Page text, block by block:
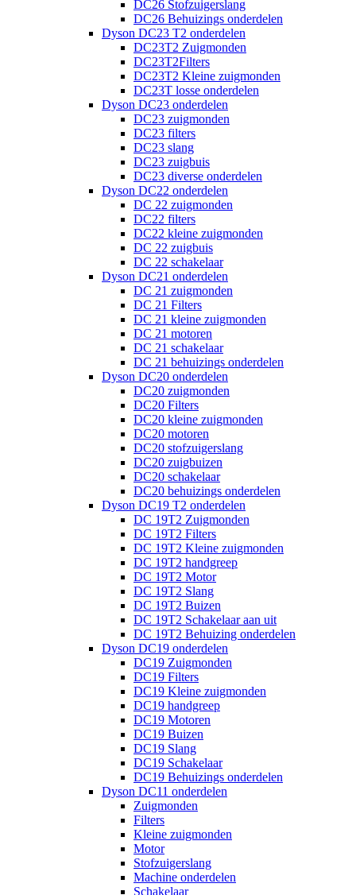
DC26 Stofzuigerslang
DC26 Behuizings onderdelen
Dyson DC23 T2 onderdelen
DC23T2 Zuigmonden
DC23T2Filters
DC23T2 Kleine zuigmonden
DC23T losse onderdelen
Dyson DC23 onderdelen
DC23 zuigmonden
DC23 filters
DC23 slang
DC23 zuigbuis
DC23 diverse onderdelen
Dyson DC22 onderdelen
DC 22 zuigmonden
DC22 filters
DC22 kleine zuigmonden
DC 22 zuigbuis
DC 22 schakelaar
Dyson DC21 onderdelen
DC 21 zuigmonden
DC 21 Filters
DC 21 kleine zuigmonden
DC 21 motoren
DC 21 schakelaar
DC 21 behuizings onderdelen
Dyson DC20 onderdelen
DC20 zuigmonden
DC20 Filters
DC20 kleine zuigmonden
DC20 motoren
DC20 stofzuigerslang
DC20 zuigbuizen
DC20 schakelaar
DC20 behuizings onderdelen
Dyson DC19 T2 onderdelen
DC 19T2 Zuigmonden
DC 19T2 Filters
DC 19T2 Kleine zuigmonden
DC 19T2 handgreep
DC 19T2 Motor
DC 19T2 Slang
DC 19T2 Buizen
DC 19T2 Schakelaar aan uit
DC 19T2 Behuizing onderdelen
Dyson DC19 onderdelen
DC19 Zuigmonden
DC19 Filters
DC19 Kleine zuigmonden
DC19 handgreep
DC19 Motoren
DC19 Buizen
DC19 Slang
DC19 Schakelaar
DC19 Behuizings onderdelen
Dyson DC11 onderdelen
Zuigmonden
Filters
Kleine zuigmonden
Motor
Stofzuigerslang
Machine onderdelen
Schakelaar